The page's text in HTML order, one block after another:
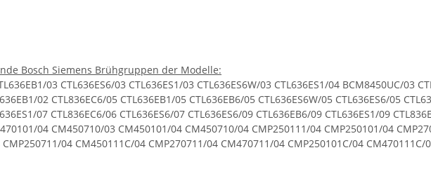
Bosch Siemens Brühgruppen der Modelle:
03 CTL636ES6/03 CTL636ES1/03 CTL636ES6W/03 CTL636ES1/04 BCM8450UC/03
02 CTL836EC6/05 CTL636EB1/05 CTL636EB6/05 CTL636ES6W/05 CTL636ES6/05
07 CTL836EC6/06 CTL636ES6/07 CTL636ES6/09 CTL636EB6/09 CTL636ES1/09
04 CM450710/03 CM450101/04 CM450710/04 CMP250111/04 CMP250101/04
04 CM450111C/04 CMP270711/04 CM470711/04 CMP250101C/04
04 CM450112/04 CMP250102/05 CMP250102/04 CMP250132/04 CMP250132/05